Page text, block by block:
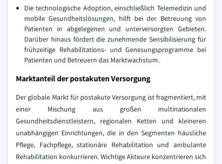
Die technologische Adoption, einschließlich Telemedizin und
mobile Gesundheitslösungen, hilft bei der Betreuung von
Patienten in abgelegenen und unterversorgten Gebieten.
Darüber hinaus fördert die zunehmende Sensibilisierung für
frühzeitige Rehabilitations- und Genesungsprogramme bei
Patienten und Betreuern das Marktwachstum.
Marktanteil der postakuten Versorgung
Der globale Markt für postakute Versorgung ist fragmentiert, mit
einer Mischung aus großen multinationalen
Gesundheitsdienstleistern, regionalen Ketten und kleineren
unabhängigen Einrichtungen, die in den Segmenten häusliche
Pflege, Fachpflege, stationäre Rehabilitation und ambulante
Rehabilitation konkurrieren. Wichtige Akteure konzentrieren sich